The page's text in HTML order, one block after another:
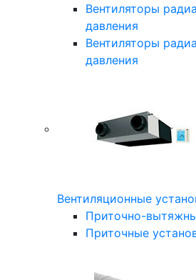
Вентиляторы
давления
Вентиляторы
давления
Вентиляционные
Приточно-
Приточные